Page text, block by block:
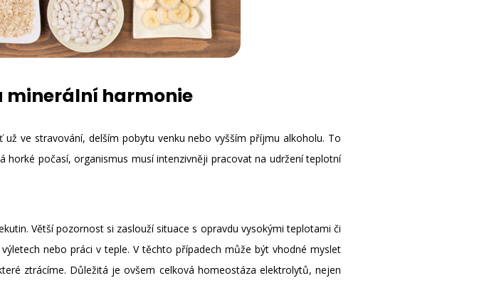
minerální harmonie
ve stravování, delším pobytu venku nebo vyšším příjmu alkoholu. To
počasí, organismus musí intenzivněji pracovat na udržení teplotní
Větší pozornost si zaslouží situace s opravdu vysokými teplotami či
nebo práci v teple. V těchto případech může být vhodné myslet
ztrácíme. Důležitá je ovšem celková homeostáza elektrolytů, nejen